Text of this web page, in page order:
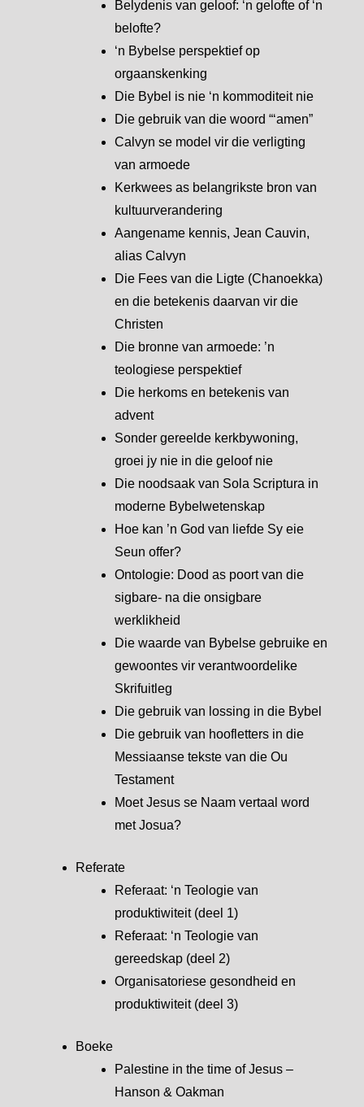
Belydenis van geloof: ‘n gelofte of ‘n
belofte?
‘n Bybelse perspektief op
orgaanskenking
Die Bybel is nie ‘n kommoditeit nie
Die gebruik van die woord “‘amen”
Calvyn se model vir die verligting
van armoede
Kerkwees as belangrikste bron van
kultuurverandering
Aangename kennis, Jean Cauvin,
alias Calvyn
Die Fees van die Ligte (Chanoekka)
en die betekenis daarvan vir die
Christen
Die bronne van armoede: ’n
teologiese perspektief
Die herkoms en betekenis van
advent
Sonder gereelde kerkbywoning,
groei jy nie in die geloof nie
Die noodsaak van Sola Scriptura in
moderne Bybelwetenskap
Hoe kan ’n God van liefde Sy eie
Seun offer?
Ontologie: Dood as poort van die
sigbare- na die onsigbare
werklikheid
Die waarde van Bybelse gebruike en
gewoontes vir verantwoordelike
Skrifuitleg
Die gebruik van lossing in die Bybel
Die gebruik van hoofletters in die
Messiaanse tekste van die Ou
Testament
Moet Jesus se Naam vertaal word
met Josua?
Referate
Referaat: ‘n Teologie van
produktiwiteit (deel 1)
Referaat: ‘n Teologie van
gereedskap (deel 2)
Organisatoriese gesondheid en
produktiwiteit (deel 3)
Boeke
Palestine in the time of Jesus –
Hanson & Oakman